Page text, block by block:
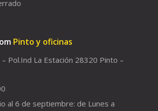
Pinto y oficinas
– Pol.Ind La Estación 28320 Pinto –
al 6 de septiembre: de Lunes a